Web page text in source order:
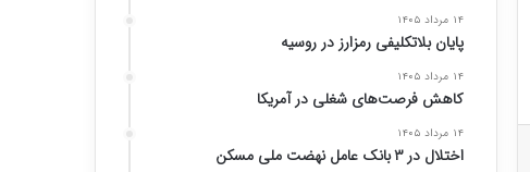
۱۴ مرداد ۱۴۰۵
پایان بلاتکلیفی رمزارز در روسیه
۱۴ مرداد ۱۴۰۵
کاهش فرصت‌های شغلی در آمریکا
۱۴ مرداد ۱۴۰۵
اختلال در ۳ بانک عامل نهضت ملی مسکن